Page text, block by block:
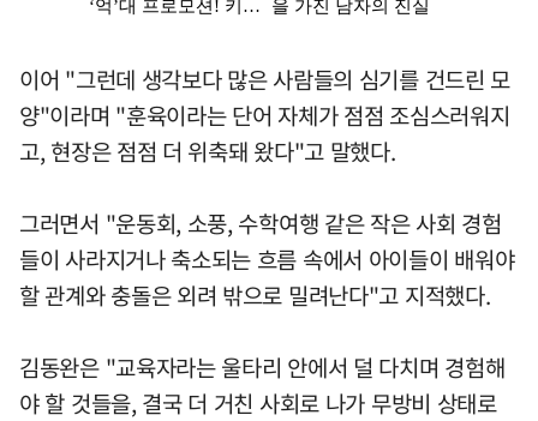
이어 "그런데 생각보다 많은 사람들의 심기를 건드린 모
양"이라며 "훈육이라는 단어 자체가 점점 조심스러워지
고, 현장은 점점 더 위축돼 왔다"고 말했다.
그러면서 "운동회, 소풍, 수학여행 같은 작은 사회 경험
들이 사라지거나 축소되는 흐름 속에서 아이들이 배워야
할 관계와 충돌은 외려 밖으로 밀려난다"고 지적했다.
김동완은 "교육자라는 울타리 안에서 덜 다치며 경험해
야 할 것들을, 결국 더 거친 사회로 나가 무방비 상태로